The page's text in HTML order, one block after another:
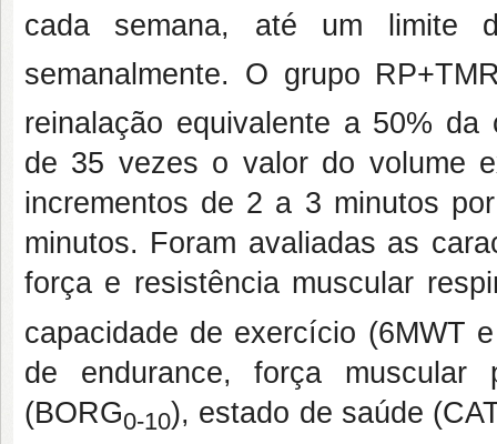
cada semana, até um limite
semanalmente. O grupo
reinalação equivalente a 50% da
de 35 vezes o valor do volume
incrementos de 2 a 3 minutos
minutos. Foram avaliadas as
força e resistência muscular
capacidade de exercício (6MWT
de endurance, força muscular
(BORG0-10), estado de saúde